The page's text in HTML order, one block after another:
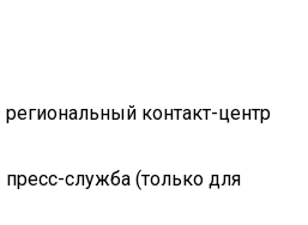
контакт-центр
служба (только для